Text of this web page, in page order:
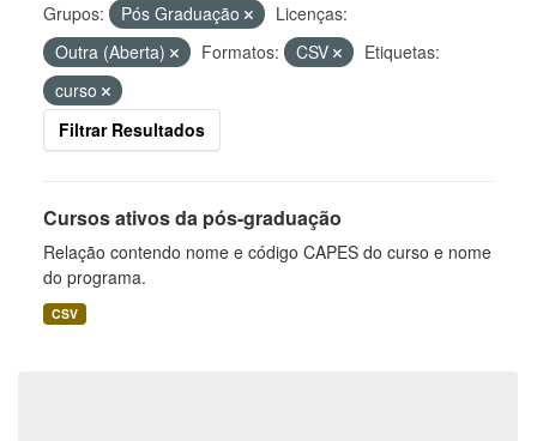
Grupos: Pós Graduação
Licenças:
Outra (Aberta)
Formatos: CSV
Etiquetas:
curso
Filtrar Resultados
Cursos ativos da pós-graduação
Relação contendo nome e código CAPES do curso e nome
do programa.
CSV